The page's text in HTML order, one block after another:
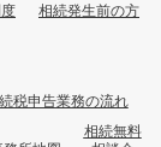
相続発生前の方
税申告業務の流れ
相続無料